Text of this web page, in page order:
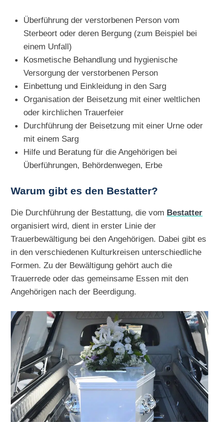
Überführung der verstorbenen Person vom
Sterbeort oder deren Bergung (zum Beispiel bei
einem Unfall)
Kosmetische Behandlung und hygienische
Versorgung der verstorbenen Person
Einbettung und Einkleidung in den Sarg
Organisation der Beisetzung mit einer weltlichen
oder kirchlichen Trauerfeier
Durchführung der Beisetzung mit einer Urne oder
mit einem Sarg
Hilfe und Beratung für die Angehörigen bei
Überführungen, Behördenwegen, Erbe
Warum gibt es den Bestatter?
Die Durchführung der Bestattung, die vom Bestatter
organisiert wird, dient in erster Linie der
Trauerbewältigung bei den Angehörigen. Dabei gibt es
in den verschiedenen Kulturkreisen unterschiedliche
Formen. Zu der Bewältigung gehört auch die
Trauerrede oder das gemeinsame Essen mit den
Angehörigen nach der Beerdigung.